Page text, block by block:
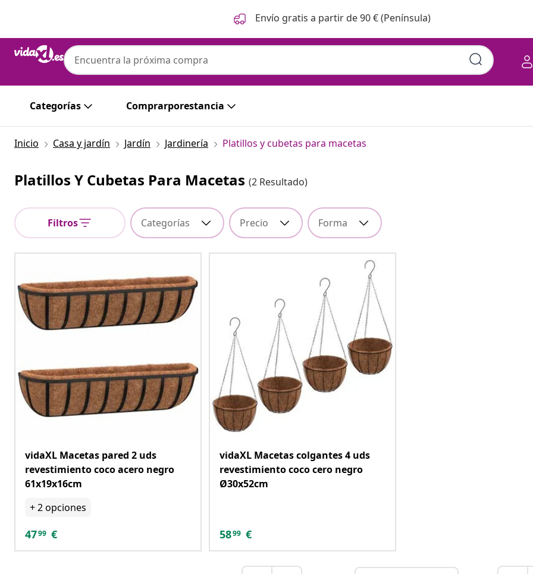
Envío gratis a partir de 90 € (Península)
Categorías Comprarporestancia
Inicio Casa y jardín Jardín Jardinería Platillos y cubetas para macetas
Platillos Y Cubetas Para Macetas (2 Resultado)
Filtros Categorías Precio Forma
vidaXL Macetas pared 2 uds
revestimiento coco acero negro
61x19x16cm
+2opciones
4799 €
vidaXL Macetas colgantes 4 uds
revestimiento coco cero negro
Ø30x52cm
5899 €